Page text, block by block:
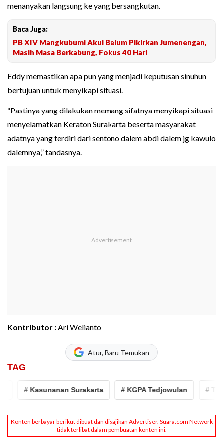
menanyakan langsung ke yang bersangkutan.
Baca Juga:
PB XIV Mangkubumi Akui Belum Pikirkan Jumenengan,
Masih Masa Berkabung, Fokus 40 Hari
Eddy memastikan apa pun yang menjadi keputusan sinuhun
bertujuan untuk menyikapi situasi.
“Pastinya yang dilakukan memang sifatnya menyikapi situasi
menyelamatkan Keraton Surakarta beserta masyarakat
adatnya yang terdiri dari sentono dalem abdi dalem jg kawulo
dalemnya,” tandasnya.
Kontributor :Ari Welianto
Atur, Baru Temukan
TAG
# Kasunanan Surakarta # KGPA Tedjowulan #